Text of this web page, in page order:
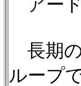
アー
長期の
ループ